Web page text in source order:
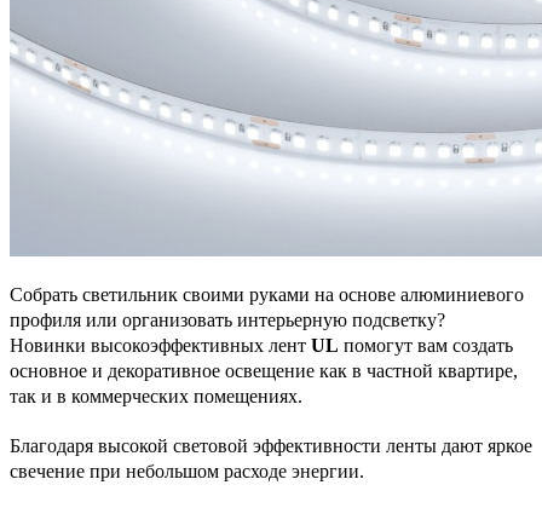
Собрать светильник своими руками на основе алюминиевого
профиля или организовать интерьерную подсветку?
Новинки высокоэффективных лент UL помогут вам создать
основное и декоративное освещение как в частной квартире,
так и в коммерческих помещениях.
Благодаря высокой световой эффективности ленты дают яркое
свечение при небольшом расходе энергии.